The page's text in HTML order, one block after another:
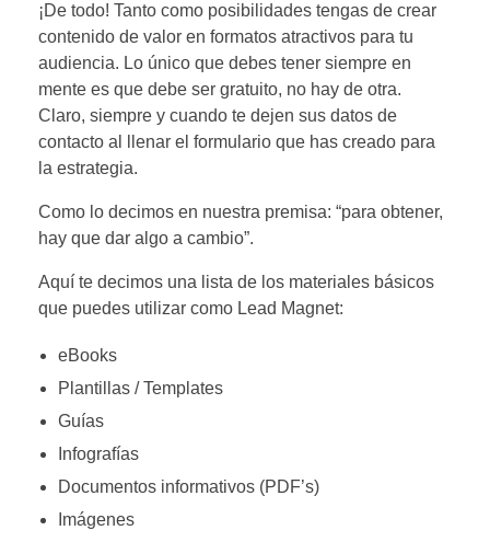
¡De todo! Tanto como posibilidades tengas de crear
contenido de valor en formatos atractivos para tu
audiencia. Lo único que debes tener siempre en
mente es que debe ser gratuito, no hay de otra.
Claro, siempre y cuando te dejen sus datos de
contacto al llenar el formulario que has creado para
la estrategia.
Como lo decimos en nuestra premisa: “para obtener,
hay que dar algo a cambio”.
Aquí te decimos una lista de los materiales básicos
que puedes utilizar como Lead Magnet:
eBooks
Plantillas / Templates
Guías
Infografías
Documentos informativos (PDF’s)
Imágenes